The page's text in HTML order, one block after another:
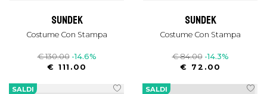
sundek
Costume Con Stampa
€ 130.00 -14.6%
€ 111.00
sundek
Costume Con Stampa
€ 84.00 -14.3%
€ 72.00
SALDI SALDI